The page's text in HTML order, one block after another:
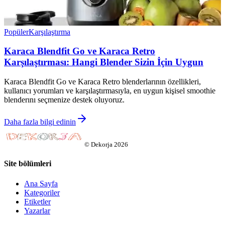
PopülerKarşılaştırma
Karaca Blendfit Go ve Karaca Retro
Karşılaştırması: Hangi Blender Sizin İçin Uygun
Karaca Blendfit Go ve Karaca Retro blenderlarının özellikleri,
kullanıcı yorumları ve karşılaştırmasıyla, en uygun kişisel smoothie
blenderını seçmenize destek oluyoruz.
Daha fazla bilgi edinin
© Dekorja 2026
Site bölümleri
Ana Sayfa
Kategoriler
Etiketler
Yazarlar